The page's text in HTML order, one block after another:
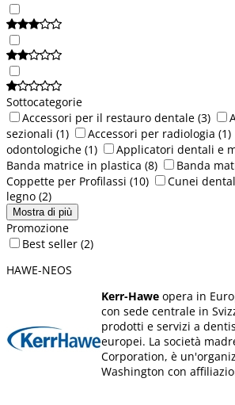
Sottocategorie
Accessori per il restauro dentale (3)
sezionali (1) Accessori per radiologia (1)
odontologiche (1) Applicatori dentali e
Banda matrice in plastica (8) Banda
Coppette per Profilassi (10) Cunei
legno (2)
Mostra di più
Promozione
Best seller (2)
HAWE-NEOS
Kerr-Hawe opera in
con sede centrale in
prodotti e servizi a
europei. La società
Corporation, è
Washington con